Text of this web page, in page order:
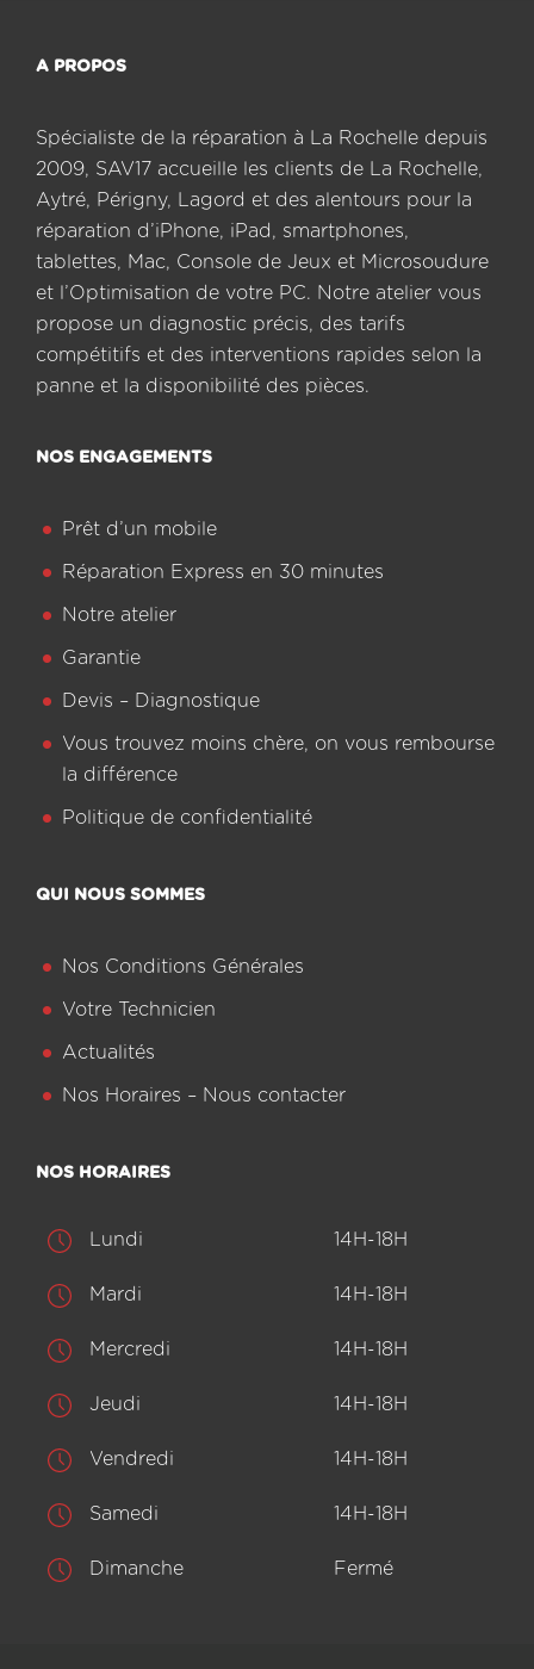
A PROPOS
Spécialiste de la réparation à La Rochelle depuis
2009, SAV17 accueille les clients de La Rochelle,
Aytré, Périgny, Lagord et des alentours pour la
réparation d’iPhone, iPad, smartphones,
tablettes, Mac, Console de Jeux et Microsoudure
et l’Optimisation de votre PC. Notre atelier vous
propose un diagnostic précis, des tarifs
compétitifs et des interventions rapides selon la
panne et la disponibilité des pièces.
NOS ENGAGEMENTS
Prêt d’un mobile
Réparation Express en 30 minutes
Notre atelier
Garantie
Devis – Diagnostique
Vous trouvez moins chère, on vous rembourse
la différence
Politique de confidentialité
QUI NOUS SOMMES
Nos Conditions Générales
Votre Technicien
Actualités
Nos Horaires – Nous contacter
NOS HORAIRES
Lundi 14H-18H
Mardi 14H-18H
Mercredi 14H-18H
Jeudi 14H-18H
Vendredi 14H-18H
Samedi 14H-18H
Dimanche Fermé